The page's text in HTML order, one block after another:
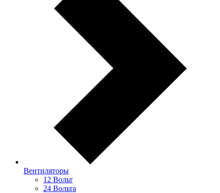
Вентиляторы
12 Вольт
24 Вольта